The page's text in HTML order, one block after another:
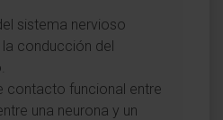
sistema nervioso
conducción del
contacto funcional entre
una neurona y un